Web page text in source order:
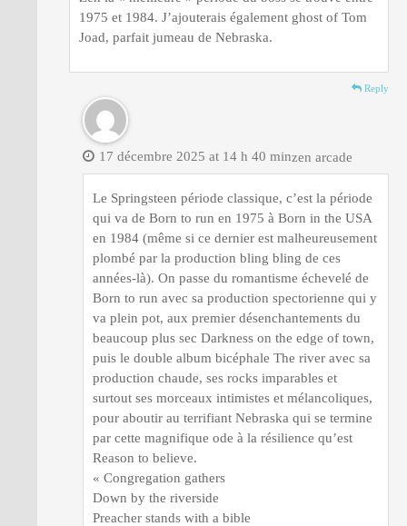
1975 et 1984. J’ajouterais également ghost of Tom
Joad, parfait jumeau de Nebraska.
Reply
zen arcade
17 décembre 2025 at 14 h 40 min
Le Springsteen période classique, c’est la période
qui va de Born to run en 1975 à Born in the USA
en 1984 (même si ce dernier est malheureusement
plombé par la production bling bling de ces
années-là). On passe du romantisme échevelé de
Born to run avec sa production spectorienne qui y
va plein pot, aux premier désenchantements du
beaucoup plus sec Darkness on the edge of town,
puis le double album bicéphale The river avec sa
production chaude, ses rocks imparables et
surtout ses morceaux intimistes et mélancoliques,
pour aboutir au terrifiant Nebraska qui se termine
par cette magnifique ode à la résilience qu’est
Reason to believe.
« Congregation gathers
Down by the riverside
Preacher stands with a bible